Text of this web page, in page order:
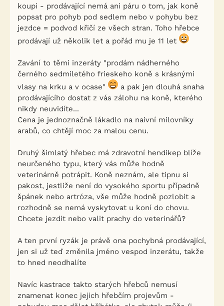
koupi - prodávající nemá ani páru o tom, jak koně
popsat pro pohyb pod sedlem nebo v pohybu bez
jezdce = podvod křičí ze všech stran. Toho hřebce
prodávají už několik let a pořád mu je 11 let
Zavání to těmi inzeráty "prodám nádherného
černého sedmiletého frieskeho koně s krásnými
vlasy na krku a v ocase"
a pak jen dlouhá snaha
prodávajícího dostat z vás zálohu na koně, kterého
nikdy neuvidíte...
Cena je jednoznačně lákadlo na naivní milovníky
arabů, co chtějí moc za malou cenu.
Druhý šimlatý hřebec má zdravotní hendikep blíže
neurčeného typu, který vás může hodně
veterinárně potrápit. Koně neznám, ale tipnu si
pakost, jestliže není do vysokého sportu případně
špánek nebo artróza, vše může hodně pozlobit a
rozhodně se nemá vyskytovat u koní do chovu.
Chcete jezdit nebo valit prachy do veterinářů?
A ten první ryzák je právě ona pochybná prodávající,
jen si už teď změnila jméno vespod inzerátu, takže
to hned neodhalíte
Navíc kastrace takto starých hřebců nemusí
znamenat konec jejich hřebčím projevům -